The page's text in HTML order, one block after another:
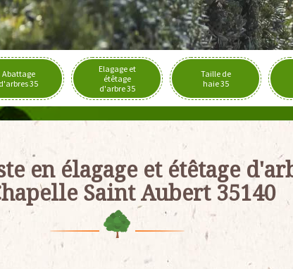
Abattage
d'arbres 35
Elagage et
étêtage
d'arbre 35
Taille de
haie 35
en élagage et étêtage
Saint Aubert 35140